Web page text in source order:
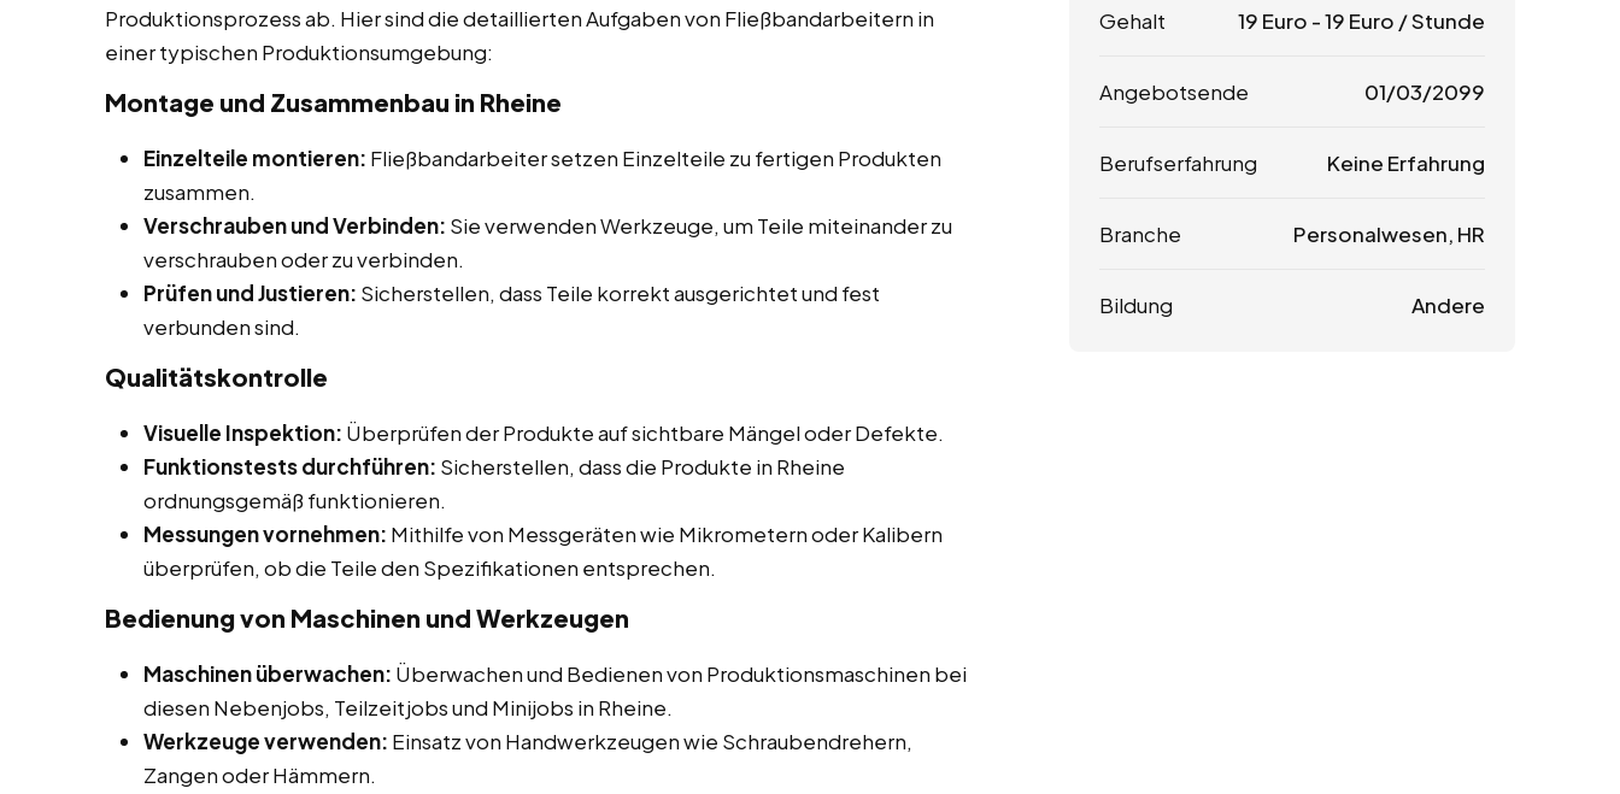
Produktionsprozess ab. Hier sind die detaillierten Aufgaben von Fließbandarbeitern in
einer typischen Produktionsumgebung:
Montage und Zusammenbau in Rheine
Einzelteile montieren: Fließbandarbeiter setzen Einzelteile zu fertigen Produkten
zusammen.
Verschrauben und Verbinden: Sie verwenden Werkzeuge, um Teile miteinander zu
verschrauben oder zu verbinden.
Prüfen und Justieren: Sicherstellen, dass Teile korrekt ausgerichtet und fest
verbunden sind.
Qualitätskontrolle
Visuelle Inspektion: Überprüfen der Produkte auf sichtbare Mängel oder Defekte.
Funktionstests durchführen: Sicherstellen, dass die Produkte in Rheine
ordnungsgemäß funktionieren.
Messungen vornehmen: Mithilfe von Messgeräten wie Mikrometern oder Kalibern
überprüfen, ob die Teile den Spezifikationen entsprechen.
Bedienung von Maschinen und Werkzeugen
Maschinen überwachen: Überwachen und Bedienen von Produktionsmaschinen bei
diesen Nebenjobs, Teilzeitjobs und Minijobs in Rheine.
Werkzeuge verwenden: Einsatz von Handwerkzeugen wie Schraubendrehern,
Zangen oder Hämmern.
Gehalt 19 Euro -19 Euro / Stunde
Angebotsende 01/03/2099
Berufserfahrung Keine Erfahrung
Branche Personalwesen, HR
Bildung Andere